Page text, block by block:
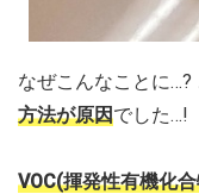
なぜこんなことに…?
方法が原因でした…!
VOC(揮発性有機化